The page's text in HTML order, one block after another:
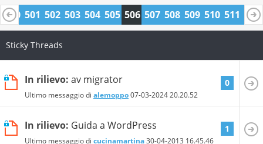
500 501 502 503 504 505 506 507 508 509 510 511 512
Sticky Threads
In rilievo: av migrator
Ultimo messaggio di alemoppo07-03-202420.20.52
0
In rilievo: Guida a WordPress
Ultimo messaggio di cucinamartina30-04-2013 16.45.46
1